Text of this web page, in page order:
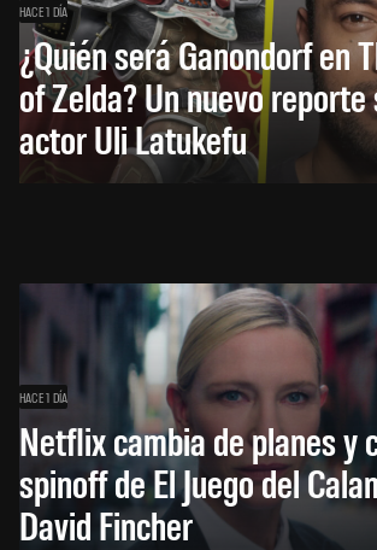
HACE 1 DÍA
¿Quién será Ganondorf en
of Zelda? Un nuevo
actor Uli Latukefu
HACE 1 DÍA
Netflix cambia de planes y
spinoff de El Juego del
David Fincher